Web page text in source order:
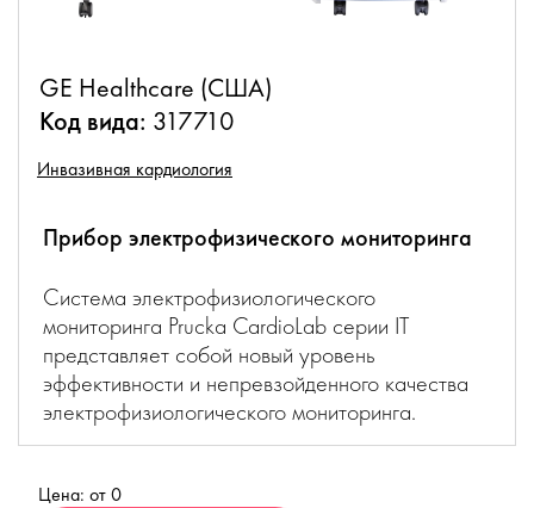
GE Healthcare (США)
Код вида: 317710
Инвазивная кардиология
Прибор электрофизического мониторинга
Система электрофизиологического
мониторинга Prucka CardioLab серии IT
представляет собой новый уровень
эффективности и непревзойденного качества
электрофизиологического мониторинга.
Цена: от 0